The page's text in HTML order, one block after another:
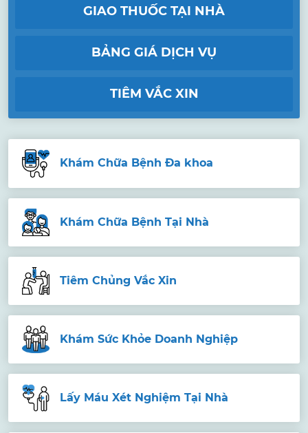
GIAO THUỐC TẠI NHÀ
BẢNG GIÁ DỊCH VỤ
TIÊM VẮC XIN
Khám Chữa Bệnh Đa khoa
Khám Chữa Bệnh Tại Nhà
Tiêm Chủng Vắc Xin
Khám Sức Khỏe Doanh Nghiệp
Lấy Máu Xét Nghiệm Tại Nhà